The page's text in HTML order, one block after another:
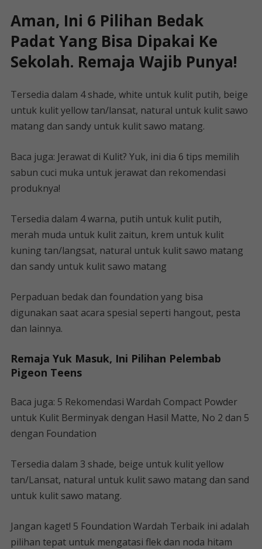
Aman, Ini 6 Pilihan Bedak
Padat Yang Bisa Dipakai Ke
Sekolah. Remaja Wajib Punya!
Tersedia dalam 4 shade, white untuk kulit putih, beige
untuk kulit yellow tan/lansat, natural untuk kulit sawo
matang dan sandy untuk kulit sawo matang.
Baca juga: Jerawat di Kulit? Yuk, ini dia 6 tips memilih
sabun cuci muka untuk jerawat dan rekomendasi
produknya!
Tersedia dalam 4 warna, putih untuk kulit putih,
merah muda untuk kulit zaitun, krem ​​untuk kulit
kuning tan/langsat, natural untuk kulit sawo matang
dan sandy untuk kulit sawo matang
Perpaduan bedak dan foundation yang bisa
digunakan saat acara spesial seperti hangout, pesta
dan lainnya.
Remaja Yuk Masuk, Ini Pilihan Pelembab
Pigeon Teens
Baca juga: 5 Rekomendasi Wardah Compact Powder
untuk Kulit Berminyak dengan Hasil Matte, No 2 dan 5
dengan Foundation
Tersedia dalam 3 shade, beige untuk kulit yellow
tan/Lansat, natural untuk kulit sawo matang dan sand
untuk kulit sawo matang.
Jangan kaget! 5 Foundation Wardah Terbaik ini adalah
pilihan tepat untuk mengatasi flek dan noda hitam